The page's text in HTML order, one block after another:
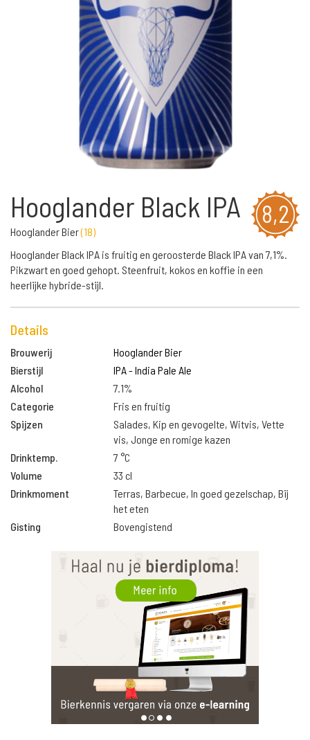
8,2
Hooglander Black IPA
Hooglander Bier(18)
Hooglander Black IPA is fruitig en geroosterde Black IPA van 7,1%.
Pikzwart en goed gehopt. Steenfruit, kokos en koffie in een
heerlijke hybride-stijl.
Details
Brouwerij
Hooglander Bier
Bierstijl
IPA - India Pale Ale
Alcohol
7.1%
Categorie
Fris en fruitig
Spijzen
Salades, Kip en gevogelte, Witvis, Vette
vis, Jonge en romige kazen
Drinktemp.
7 °C
Volume
33 cl
Drinkmoment
Terras, Barbecue, In goed gezelschap, Bij
het eten
Gisting
Bovengistend